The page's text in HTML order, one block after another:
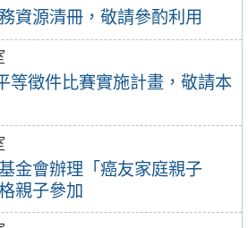
資源清冊，敬請參酌利用
等徵件比賽實施計畫，敬請本
金會辦理「癌友家庭親子
親子參加